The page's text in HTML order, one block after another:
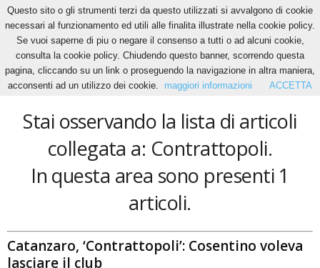
Home Tags Contrattopoli
Contrattopoli
Stai osservando la lista di articoli
collegata a: Contrattopoli.
In questa area sono presenti 1
articoli.
Catanzaro, ‘Contrattopoli’: Cosentino voleva
lasciare il club
Questo sito o gli strumenti terzi da questo utilizzati si avvalgono di cookie
necessari al funzionamento ed utili alle finalita illustrate nella cookie policy.
Se vuoi saperne di piu o negare il consenso a tutti o ad alcuni cookie,
consulta la cookie policy. Chiudendo questo banner, scorrendo questa
pagina, cliccando su un link o proseguendo la navigazione in altra maniera,
acconsenti ad un utilizzo dei cookie.
maggiori informazioni ACCETTA